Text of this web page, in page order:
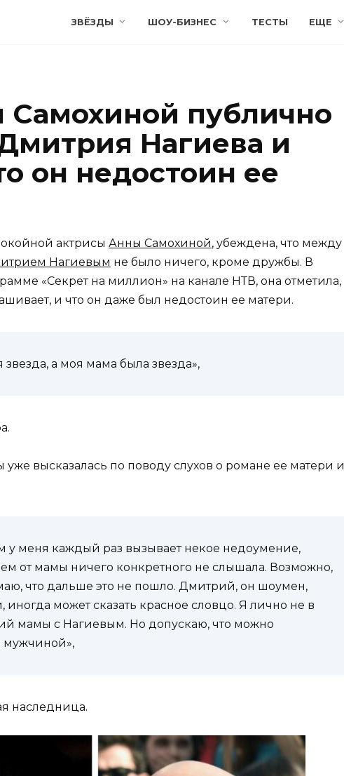
ЗВЁЗДЫ ШОУ-БИЗНЕС ТЕСТЫ ЕЩЕ
публично
Нагиева и
он недостоин ее
актрисы Анны Самохиной, убеждена, что между
Нагиевым не было ничего, кроме дружбы. В
«Секрет на миллион» на канале НТВ, она отметила,
и что он даже был недостоин ее матери.
звезда, а моя мама была звезда»,
высказалась по поводу слухов о романе ее матери и
у меня каждый раз вызывает некое недоумение,
от мамы ничего конкретного не слышала. Возможно,
что дальше это не пошло. Дмитрий, он шоумен,
может сказать красное словцо. Я лично не в
мамы с Нагиевым. Но допускаю, что можно
мужчиной»,
наследница.